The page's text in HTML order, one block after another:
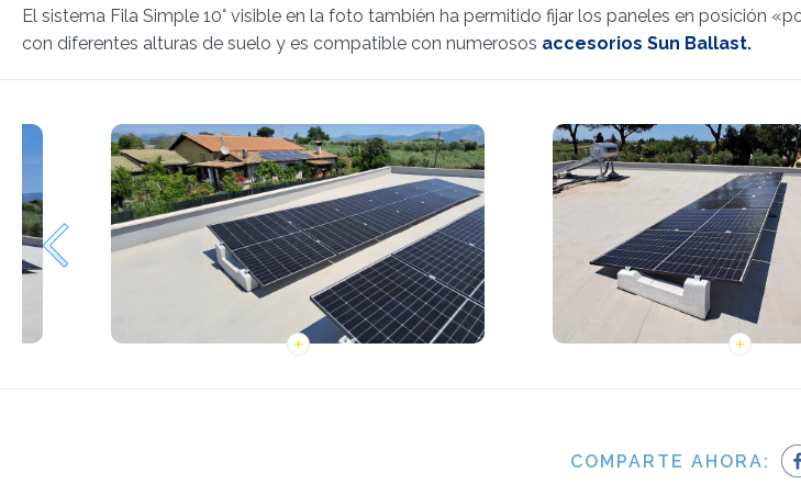
El sistema Fila Simple 10° visible en la foto también ha permitido fijar los paneles en posición
con diferentes alturas de suelo y es compatible con numerosos accesorios Sun Ballast.
COMPARTE AHORA: